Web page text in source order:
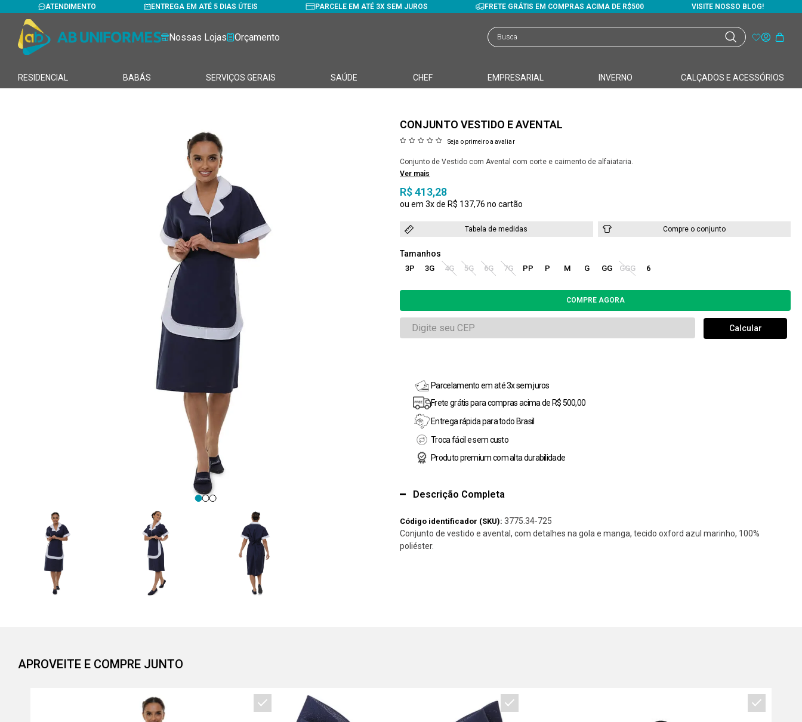
ATENDIMENTO ENTREGA EM ATÉ 5 DIAS ÚTEIS PARCELE EM ATÉ 3X SEM JUROS FRETE GRÁTIS EM COMPRAS ACIMA DE R$500 VISITE NOSSO BLOG!
Nossas Lojas Orçamento
RESIDENCIAL BABÁS SERVIÇOS GERAIS SAÚDE CHEF EMPRESARIAL INVERNO CALÇADOS E ACESSÓRIOS
CONJUNTO VESTIDO E AVENTAL
Seja o primeiro a avaliar
Conjunto de Vestido com Avental com corte e caimento de alfaiataria.
Ver mais
R$ 413,28
3x R$ 137,76
Tabela de medidas Compre o conjunto
3P 3G 4G 5G 6G 7G PP P M G GG GGG 6
Parcelamento em até 3x sem juros
Frete grátis para compras acima de R$ 500,00
Entrega rápida para todo Brasil
Troca fácil e sem custo
Produto premium com alta durabilidade
Descrição Completa
Código identificador (SKU): 3775.34-725
Conjunto de vestido e avental, com detalhes na gola e manga, tecido oxford azul marinho, 100%
poliéster.
APROVEITE E COMPRE JUNTO